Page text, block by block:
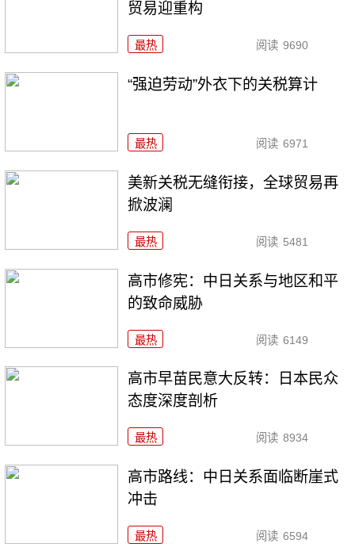
贸易迎重构
最热 阅读 9690
“强迫劳动”外衣下的关税算计
最热 阅读 6971
美新关税无缝衔接，全球贸易再
掀波澜
最热 阅读 5481
高市修宪：中日关系与地区和平
的致命威胁
最热 阅读 6149
高市早苗民意大反转：日本民众
态度深度剖析
最热 阅读 8934
高市路线：中日关系面临断崖式
冲击
最热 阅读 6594